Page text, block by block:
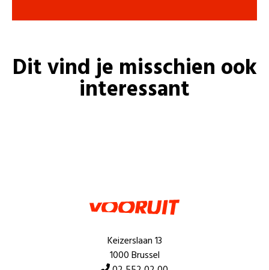
Dit vind je misschien ook
interessant
Keizerslaan 13
1000 Brussel